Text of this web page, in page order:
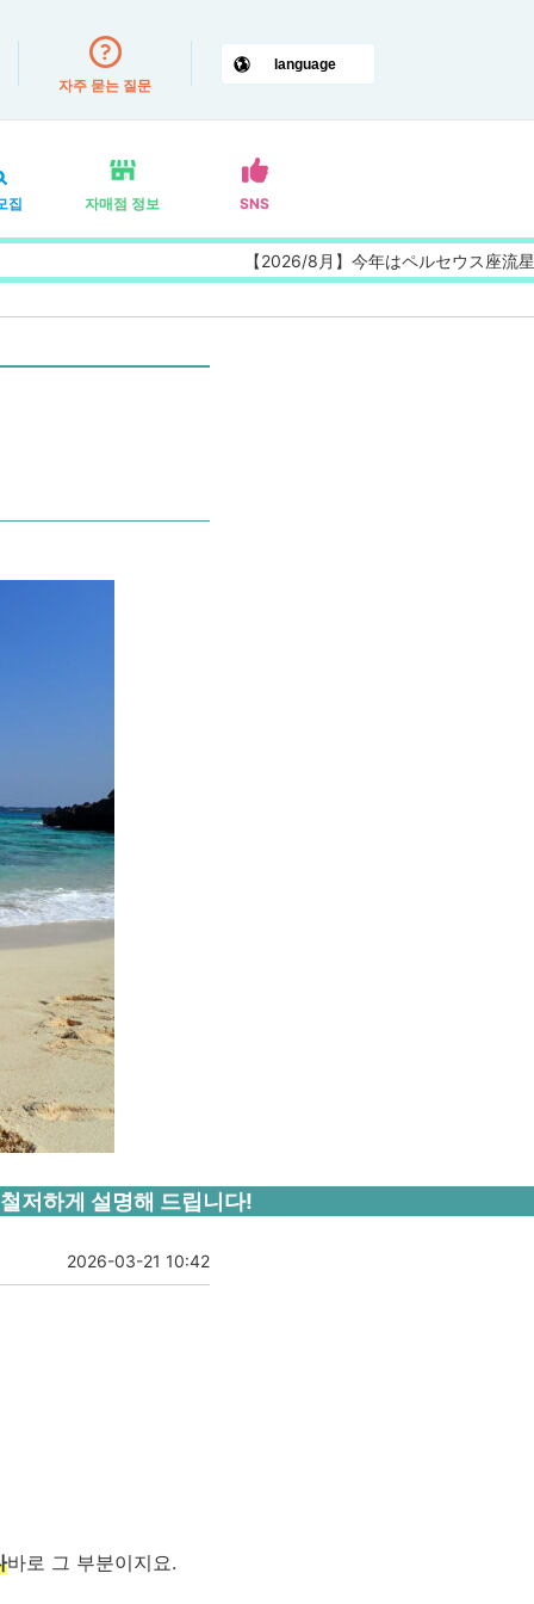
자주 묻는 질문
집 자매점 정보 SNS
【2026/8月】今年はペルセウス座流星群の
저하게 설명해 드립니다!
2026-03-21 10:42
바로 그 부분이지요.